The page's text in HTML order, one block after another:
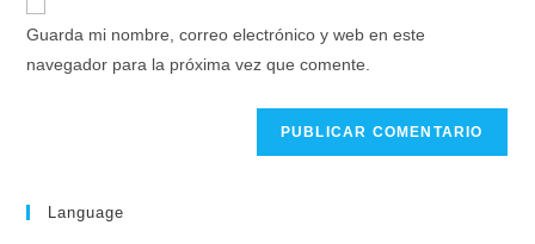
Guarda mi nombre, correo electrónico y web en este
navegador para la próxima vez que comente.
Language